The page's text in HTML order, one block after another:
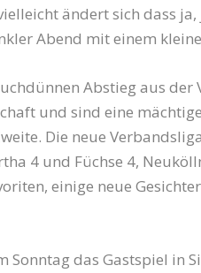
ändert sich dass
Abend mit einem
Abstieg aus
und sind eine
Die neue
4 und Füchse 4,
einige neue
Sonntag das Gastspiel in